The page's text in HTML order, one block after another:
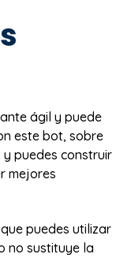
ágil y puede
este bot, sobre
puedes construir
mejores
puedes utilizar
no sustituye la